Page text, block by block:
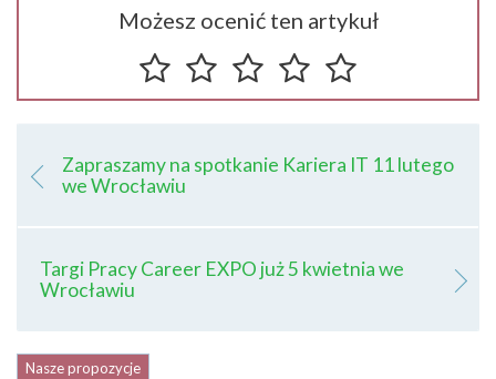
Możesz ocenić ten artykuł
Zapraszamy na spotkanie Kariera IT 11 lutego
we Wrocławiu
Targi Pracy Career EXPO już 5 kwietnia we
Wrocławiu
Nasze propozycje